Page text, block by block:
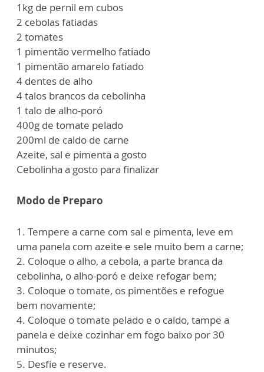
1kg de pernil em cubos
2 cebolas fatiadas
2 tomates
1 pimentão vermelho fatiado
1 pimentão amarelo fatiado
4 dentes de alho
4 talos brancos da cebolinha
1 talo de alho-poró
400g de tomate pelado
200ml de caldo de carne
Azeite, sal e pimenta a gosto
Cebolinha a gosto para finalizar
Modo de Preparo
1. Tempere a carne com sal e pimenta, leve em
uma panela com azeite e sele muito bem a carne;
2. Coloque o alho, a cebola, a parte branca da
cebolinha, o alho-poró e deixe refogar bem;
3. Coloque o tomate, os pimentões e refogue
bem novamente;
4. Coloque o tomate pelado e o caldo, tampe a
panela e deixe cozinhar em fogo baixo por 30
minutos;
5. Desfie e reserve.